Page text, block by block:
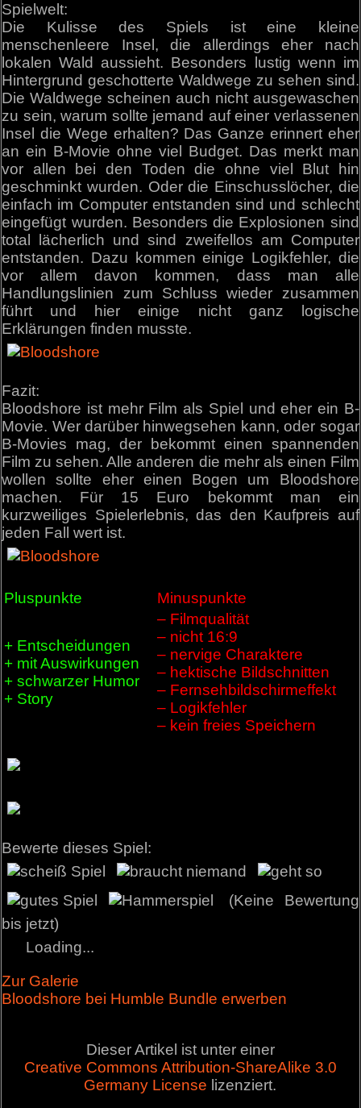
Spielwelt:
Die Kulisse des Spiels ist eine kleine
menschenleere Insel, die allerdings eher nach
lokalen Wald aussieht. Besonders lustig wenn im
Hintergrund geschotterte Waldwege zu sehen sind.
Die Waldwege scheinen auch nicht ausgewaschen
zu sein, warum sollte jemand auf einer verlassenen
Insel die Wege erhalten? Das Ganze erinnert eher
an ein B-Movie ohne viel Budget. Das merkt man
vor allen bei den Toden die ohne viel Blut hin
geschminkt wurden. Oder die Einschusslöcher, die
einfach im Computer entstanden sind und schlecht
eingefügt wurden. Besonders die Explosionen sind
total lächerlich und sind zweifellos am Computer
entstanden. Dazu kommen einige Logikfehler, die
vor allem davon kommen, dass man alle
Handlungslinien zum Schluss wieder zusammen
führt und hier einige nicht ganz logische
Erklärungen finden musste.
Fazit:
Bloodshore ist mehr Film als Spiel und eher ein B-
Movie. Wer darüber hinwegsehen kann, oder sogar
B-Movies mag, der bekommt einen spannenden
Film zu sehen. Alle anderen die mehr als einen Film
wollen sollte eher einen Bogen um Bloodshore
machen. Für 15 Euro bekommt man ein
kurzweiliges Spielerlebnis, das den Kaufpreis auf
jeden Fall wert ist.
Pluspunkte Minuspunkte
+ Entscheidungen
+ mit Auswirkungen
+ schwarzer Humor
+ Story
– Filmqualität
– nicht 16:9
– nervige Charaktere
– hektische Bildschnitten
– Fernsehbildschirmeffekt
– Logikfehler
– kein freies Speichern
Bewerte dieses Spiel:
(Keine Bewertung
bis jetzt)
Loading...
Zur Galerie
Bloodshore bei Humble Bundle erwerben
Dieser Artikel ist unter einer
Creative Commons Attribution-ShareAlike 3.0
Germany License lizenziert.